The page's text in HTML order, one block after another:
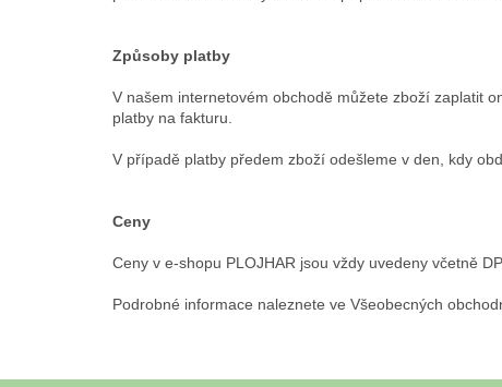
Způsoby platby
V našem internetovém obchodě můžete zboží zaplatit
platby na fakturu.
V případě platby předem zboží odešleme v den, kdy
Ceny
Ceny v e-shopu PLOJHAR jsou vždy uvedeny včetně
Podrobné informace naleznete ve Všeobecných